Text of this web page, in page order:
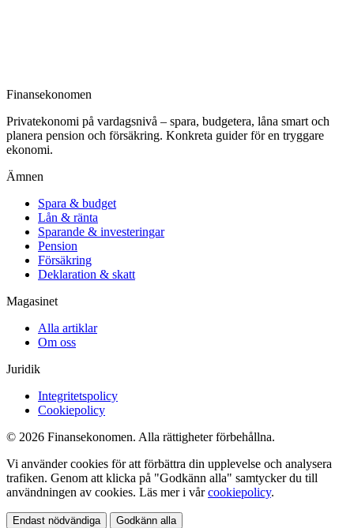
Finansekonomen
Privatekonomi på vardagsnivå – spara, budgetera, låna smart och
planera pension och försäkring. Konkreta guider för en tryggare
ekonomi.
Ämnen
Spara & budget
Lån & ränta
Sparande & investeringar
Pension
Försäkring
Deklaration & skatt
Magasinet
Alla artiklar
Om oss
Juridik
Integritetspolicy
Cookiepolicy
© 2026 Finansekonomen. Alla rättigheter förbehållna.
Vi använder cookies för att förbättra din upplevelse och analysera
trafiken. Genom att klicka på "Godkänn alla" samtycker du till
användningen av cookies. Läs mer i vårcookiepolicy.
Endast nödvändiga Godkänn alla